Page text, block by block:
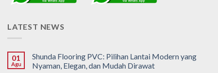
LATEST NEWS
01
Agu
Shunda Flooring PVC: Pilihan Lantai Modern yang
Nyaman, Elegan, dan Mudah Dirawat